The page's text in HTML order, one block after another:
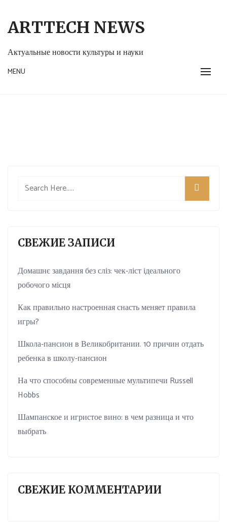
content
ARTTECH NEWS
Актуальные новости культуры и науки
MENU
СВЕЖИЕ ЗАПИСИ
Домашнє завдання без сліз: чек-ліст ідеального
робочого місця
Как правильно настроенная снасть меняет правила
игры?
Школа-пансион в Великобритании. 10 причин отдать
ребенка в школу-пансион
На что способны современные мультипечи Russell
Hobbs
Шампанское и игристое вино: в чем разница и что
выбрать
СВЕЖИЕ КОММЕНТАРИИ